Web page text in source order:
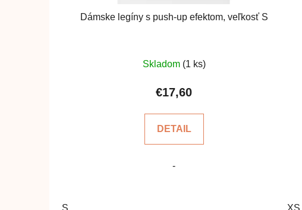
Dámske legíny s push-up efektom, veľkosť S
hodnotenie
produktu
z
hviezdičiek.
Skladom (1 ks)
€17,60
DETAIL
-
S XS